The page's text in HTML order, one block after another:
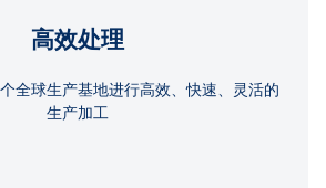
高效处理
全球生产基地进行高效、快速、灵活的
生产加工